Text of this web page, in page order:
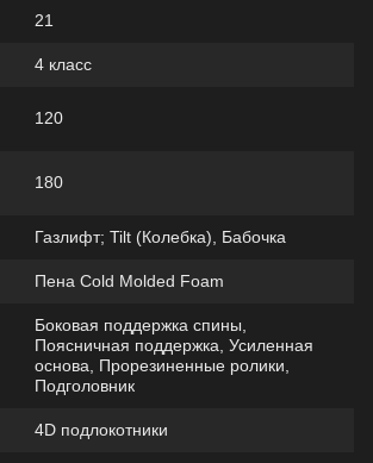
21
4 класс
120
180
Газлифт; Tilt (Колебка), Бабочка
Пена Cold Molded Foam
Боковая поддержка спины,
Поясничная поддержка, Усиленная
основа, Прорезиненные ролики,
Подголовник
4D подлокотники